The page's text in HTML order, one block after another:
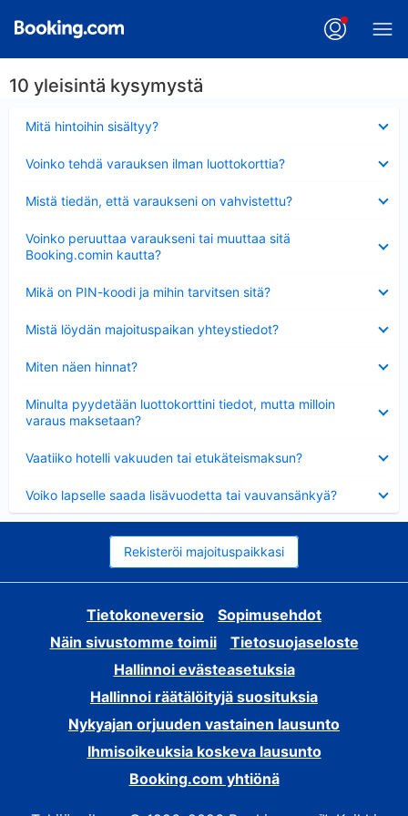
10 yleisintä kysymystä
Mitä hintoihin sisältyy?
Voinko tehdä varauksen ilman luottokorttia?
Mistä tiedän, että varaukseni on vahvistettu?
Voinko peruuttaa varaukseni tai muuttaa sitä
Booking.comin kautta?
Mikä on PIN-koodi ja mihin tarvitsen sitä?
Mistä löydän majoituspaikan yhteystiedot?
Miten näen hinnat?
Minulta pyydetään luottokorttini tiedot, mutta milloin
varaus maksetaan?
Vaatiiko hotelli vakuuden tai etukäteismaksun?
Voiko lapselle saada lisävuodetta tai vauvansänkyä?
Rekisteröi majoituspaikkasi
Tietokoneversio
Sopimusehdot
Näin sivustomme toimii
Tietosuojaseloste
Hallinnoi evästeasetuksia
Hallinnoi räätälöityjä suosituksia
Nykyajan orjuuden vastainen lausunto
Ihmisoikeuksia koskeva lausunto
Booking.com yhtiönä